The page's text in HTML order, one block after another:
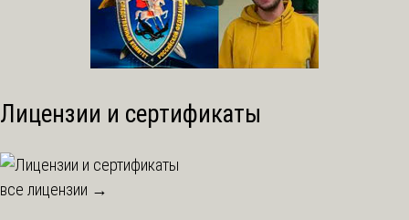
Лицензии и сертификаты
все лицензии →